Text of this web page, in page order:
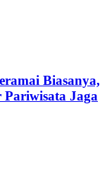
Biasanya,
Pariwisata Jaga